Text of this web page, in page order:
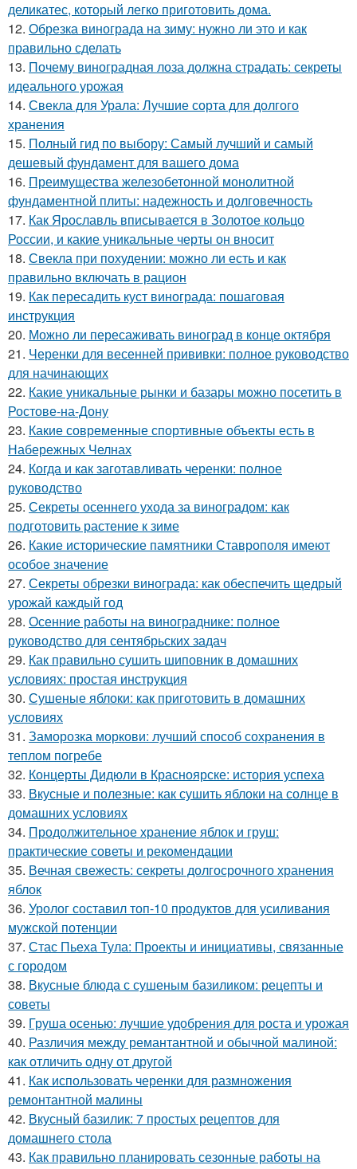
деликатес, который легко приготовить дома.
12. Обрезка винограда на зиму: нужно ли это и как
правильно сделать
13. Почему виноградная лоза должна страдать: секреты
идеального урожая
14. Свекла для Урала: Лучшие сорта для долгого
хранения
15. Полный гид по выбору: Самый лучший и самый
дешевый фундамент для вашего дома
16. Преимущества железобетонной монолитной
фундаментной плиты: надежность и долговечность
17. Как Ярославль вписывается в Золотое кольцо
России, и какие уникальные черты он вносит
18. Свекла при похудении: можно ли есть и как
правильно включать в рацион
19. Как пересадить куст винограда: пошаговая
инструкция
20. Можно ли пересаживать виноград в конце октября
21. Черенки для весенней прививки: полное руководство
для начинающих
22. Какие уникальные рынки и базары можно посетить в
Ростове-на-Дону
23. Какие современные спортивные объекты есть в
Набережных Челнах
24. Когда и как заготавливать черенки: полное
руководство
25. Секреты осеннего ухода за виноградом: как
подготовить растение к зиме
26. Какие исторические памятники Ставрополя имеют
особое значение
27. Секреты обрезки винограда: как обеспечить щедрый
урожай каждый год
28. Осенние работы на винограднике: полное
руководство для сентябрьских задач
29. Как правильно сушить шиповник в домашних
условиях: простая инструкция
30. Сушеные яблоки: как приготовить в домашних
условиях
31. Заморозка моркови: лучший способ сохранения в
теплом погребе
32. Концерты Дидюли в Красноярске: история успеха
33. Вкусные и полезные: как сушить яблоки на солнце в
домашних условиях
34. Продолжительное хранение яблок и груш:
практические советы и рекомендации
35. Вечная свежесть: секреты долгосрочного хранения
яблок
36. Уролог составил топ-10 продуктов для усиливания
мужской потенции
37. Стас Пьеха Тула: Проекты и инициативы, связанные
с городом
38. Вкусные блюда с сушеным базиликом: рецепты и
советы
39. Груша осенью: лучшие удобрения для роста и урожая
40. Различия между ремантантной и обычной малиной:
как отличить одну от другой
41. Как использовать черенки для размножения
ремонтантной малины
42. Вкусный базилик: 7 простых рецептов для
домашнего стола
43. Как правильно планировать сезонные работы на